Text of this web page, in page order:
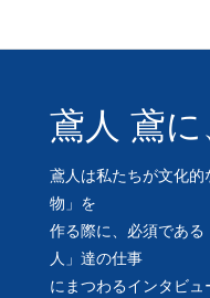
鳶人 鳶に
鳶人は私たちが文化
物」を
作る際に、必須であ
人」達の仕事
にまつわるインタビ